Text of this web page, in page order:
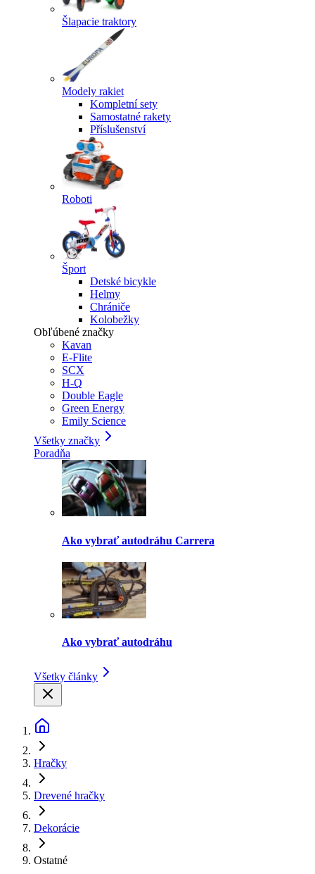
Šlapacie traktory
Modely rakiet
Kompletní sety
Samostatné rakety
Příslušenství
Roboti
Šport
Detské bicykle
Helmy
Chrániče
Kolobežky
Obľúbené značky
Kavan
E-Flite
SCX
H-Q
Double Eagle
Green Energy
Emily Science
Všetky značky
Poradňa
Ako vybrať autodráhu Carrera
Ako vybrať autodráhu
Všetky články
Hračky
Drevené hračky
Dekorácie
Ostatné